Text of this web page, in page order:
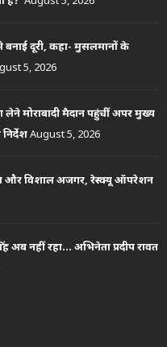
दूरी, कहा- मुसलमानों के
5, 2026
लेने मोराबादी मैदान पहुंचीं अपर मुख्य
August 5, 2026
विशाल अजगर, रेस्क्यू ऑपरेशन
अब नहीं रहा… अभिनेता प्रदीप रावत